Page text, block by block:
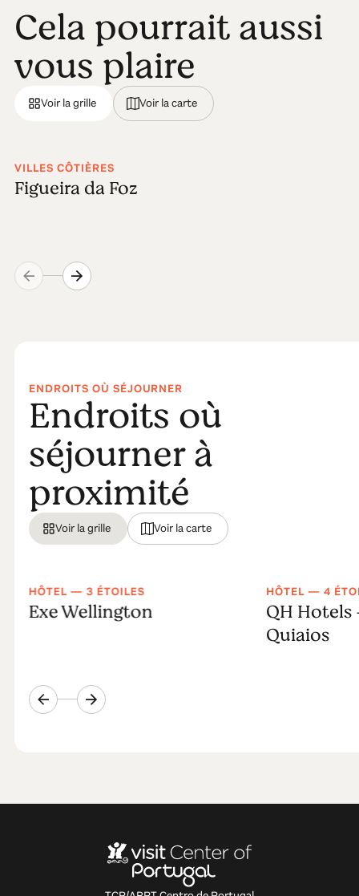
Cela pourrait aussi
vous plaire
Voir la grille Voir la carte
VILLES CÔTIÈRES
Figueira da Foz
ENDROITS OÙ SÉJOURNER
Endroits où
séjourner à
proximité
Voir la grille Voir la carte
HÔTEL — 3 ÉTOILES
Exe Wellington
HÔTEL — 4
QH Hotels
Quiaios